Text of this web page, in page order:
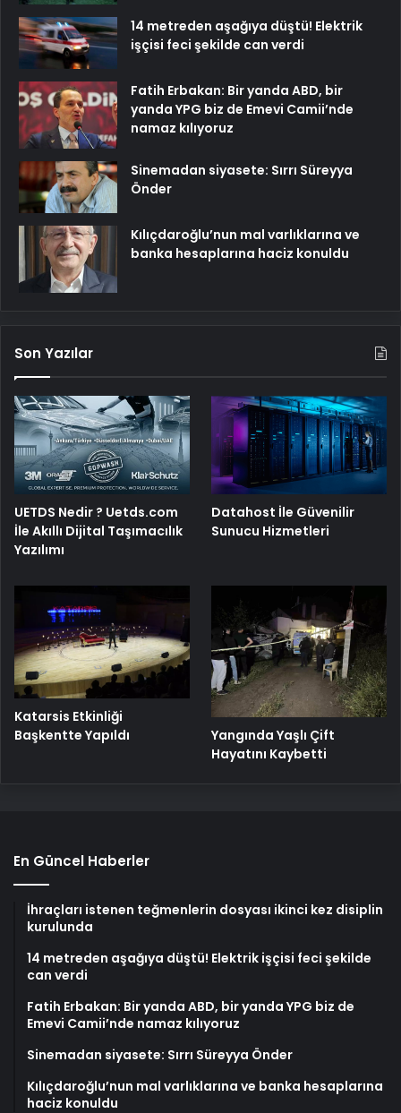
14 metreden aşağıya düştü! Elektrik
işçisi feci şekilde can verdi
Fatih Erbakan: Bir yanda ABD, bir
yanda YPG biz de Emevi Camii’nde
namaz kılıyoruz
Sinemadan siyasete: Sırrı Süreyya
Önder
Kılıçdaroğlu’nun mal varlıklarına ve
banka hesaplarına haciz konuldu
Son Yazılar
UETDS Nedir ? Uetds.com
İle Akıllı Dijital Taşımacılık
Yazılımı
Datahost İle Güvenilir
Sunucu Hizmetleri
Katarsis Etkinliği
Başkentte Yapıldı
Yangında Yaşlı Çift
Hayatını Kaybetti
En Güncel Haberler
İhraçları istenen teğmenlerin dosyası ikinci kez disiplin
kurulunda
14 metreden aşağıya düştü! Elektrik işçisi feci şekilde
can verdi
Fatih Erbakan: Bir yanda ABD, bir yanda YPG biz de
Emevi Camii’nde namaz kılıyoruz
Sinemadan siyasete: Sırrı Süreyya Önder
Kılıçdaroğlu’nun mal varlıklarına ve banka hesaplarına
haciz konuldu